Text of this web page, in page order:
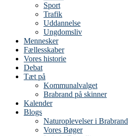
Sport
Trafik
Uddannelse
Ungdomsliv
Mennesker
Fællesskaber
Vores historie
Debat
Tæt på
Kommunalvalget
Brabrand på skinner
Kalender
Blogs
Naturoplevelser i Brabrand
Vores Bøger